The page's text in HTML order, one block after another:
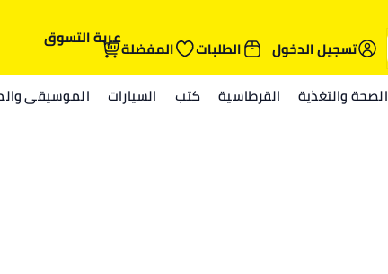
تسجيل الدخول
الطلبات المفضلةعربة التسوق
الصحة والتغذية القرطاسية كتب السيارات الموسيقى